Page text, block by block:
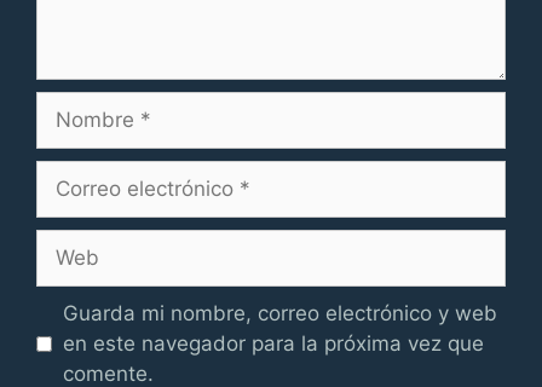
electrónico
Guarda mi nombre, correo electrónico y web
en este navegador para la próxima vez que
comente.